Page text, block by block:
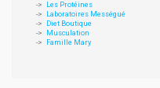
Les Protéines
Laboratoires Mességué
Diet Boutique
Musculation
Famille Mary